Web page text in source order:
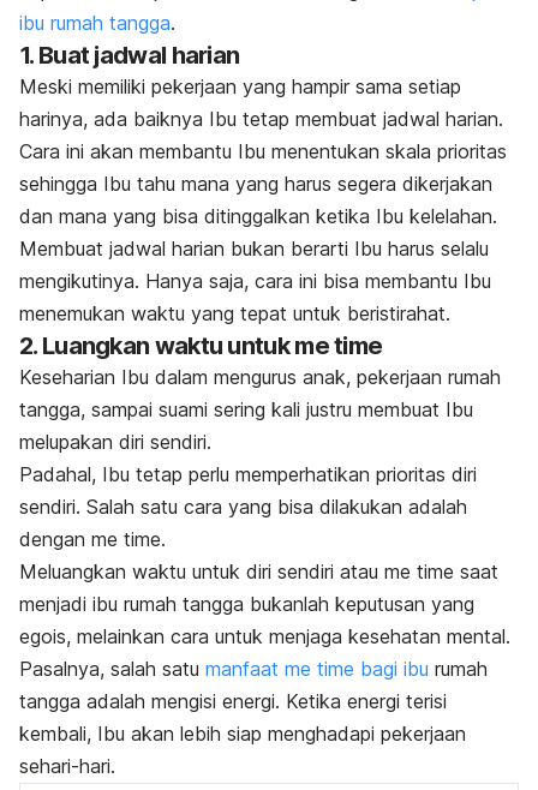
ibu rumah tangga.
1. Buat jadwal harian
Meski memiliki pekerjaan yang hampir sama setiap
harinya, ada baiknya Ibu tetap membuat jadwal harian.
Cara ini akan membantu Ibu menentukan skala prioritas
sehingga Ibu tahu mana yang harus segera dikerjakan
dan mana yang bisa ditinggalkan ketika Ibu kelelahan.
Membuat jadwal harian bukan berarti Ibu harus selalu
mengikutinya. Hanya saja, cara ini bisa membantu Ibu
menemukan waktu yang tepat untuk beristirahat.
2. Luangkan waktu untukme time
Keseharian Ibu dalam mengurus anak, pekerjaan rumah
tangga, sampai suami sering kali justru membuat Ibu
melupakan diri sendiri.
Padahal, Ibu tetap perlu memperhatikan prioritas diri
sendiri. Salah satu cara yang bisa dilakukan adalah
dengan me time.
Meluangkan waktu untuk diri sendiri atau me time saat
menjadi ibu rumah tangga bukanlah keputusan yang
egois, melainkan cara untuk menjaga kesehatan mental.
Pasalnya, salah satu manfaat me time bagi ibu rumah
tangga adalah mengisi energi. Ketika energi terisi
kembali, Ibu akan lebih siap menghadapi pekerjaan
sehari-hari.